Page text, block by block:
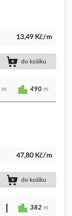
13,49 Kč/m
do košíku
490 m
m
47,80 Kč/m
do košíku
382 m